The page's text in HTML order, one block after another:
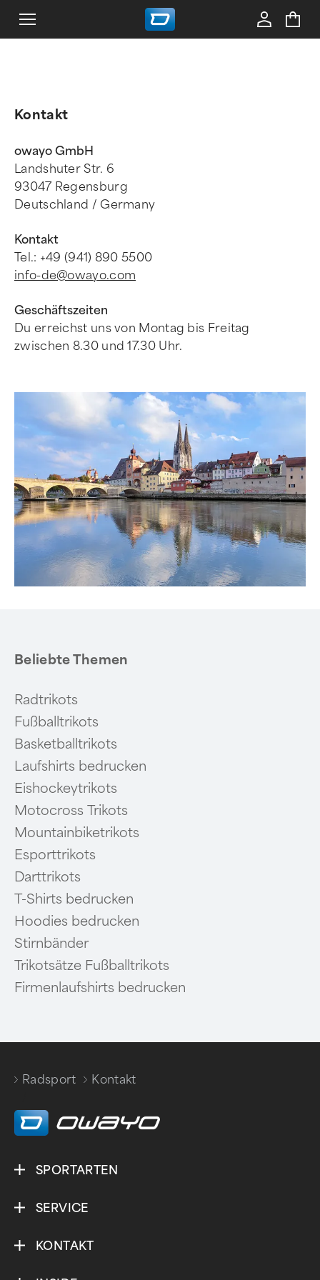
Kontakt
owayo GmbH
Landshuter Str. 6
93047 Regensburg
Deutschland / Germany
Kontakt
Tel.: +49 (941) 890 5500
info-de@owayo.com
Geschäftszeiten
Du erreichst uns von Montag bis Freitag
zwischen 8.30 und 17.30 Uhr.
Beliebte Themen
Radtrikots
Fußballtrikots
Basketballtrikots
Laufshirts bedrucken
Eishockeytrikots
Motocross Trikots
Mountainbiketrikots
Esporttrikots
Darttrikots
T-Shirts bedrucken
Hoodies bedrucken
Stirnbänder
Trikotsätze Fußballtrikots
Firmenlaufshirts bedrucken
Radsport
Kontakt
SPORTARTEN
SERVICE
KONTAKT